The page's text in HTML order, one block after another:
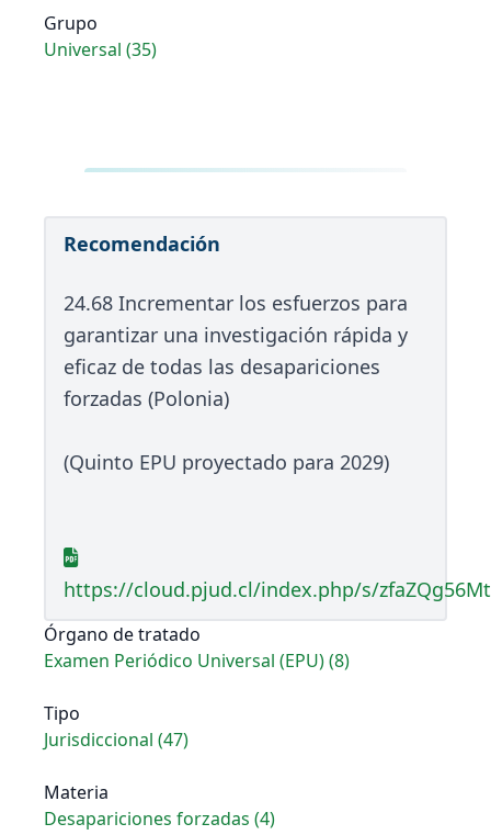
Grupo
Universal (35)
Recomendación
24.68 Incrementar los esfuerzos para
garantizar una investigación rápida y
eficaz de todas las desapariciones
forzadas (Polonia)
(Quinto EPU proyectado para 2029)
https://cloud.pjud.cl/index.php/s/
Órgano de tratado
Examen Periódico Universal (EPU) (8)
Tipo
Jurisdiccional (47)
Materia
Desapariciones forzadas (4)